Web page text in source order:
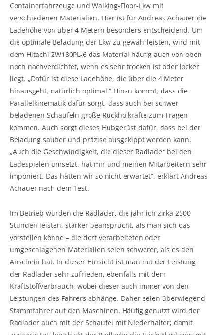
Containerfahrzeuge und Walking-Floor-Lkw mit
verschiedenen Materialien. Hier ist für Andreas Achauer die
Ladehöhe von über 4 Metern besonders entscheidend. Um
die optimale Beladung der Lkw zu gewährleisten, wird mit
dem Hitachi ZW180PL-6 das Material häufig auch von oben
noch nachverdichtet, wenn es sehr trocken ist oder locker
liegt. „Dafür ist diese Ladehöhe, die über die 4 Meter
hinausgeht, natürlich optimal.“ Hinzu kommt, dass die
Parallelkinematik dafür sorgt, dass auch bei schwer
beladenen Schaufeln große Rückholkräfte zum Tragen
kommen. Auch sorgt dieses Hubgerüst dafür, dass bei der
Beladung sauber und präzise ausgekippt werden kann.
„Auch die Geschwindigkeit, die dieser Radlader bei den
Ladespielen umsetzt, hat mir und meinen Mitarbeitern sehr
imponiert. Das hätten wir so nicht erwartet“, erklärt Andreas
Achauer nach dem Test.
Im Betrieb würden die Radlader, die jährlich zirka 2500
Stunden leisten, stärker beansprucht, als man sich das
vorstellen könne – die dort verarbeiteten oder
umgeschlagenen Materialien seien schwerer, als es den
Anschein hat. In dieser Hinsicht ist man mit der Leistung
der Radlader sehr zufrieden, ebenfalls mit dem
Kraftstoffverbrauch, wobei dieser auch immer von den
Leistungen des Fahrers abhänge. Daher seien überwiegend
Stammfahrer auf den Maschinen. Häufig genutzt wird der
Radlader auch mit der Schaufel mit Niederhalter; damit